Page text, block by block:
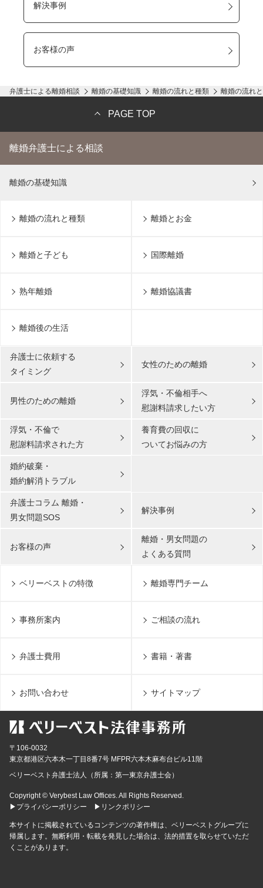
解決事例
お客様の声
弁護士による離婚相談 離婚の基礎知識 離婚の流れと種類 離婚の流れ
PAGE TOP
離婚弁護士による相談
離婚の基礎知識
離婚の流れと種類 離婚とお金
離婚と子ども 国際離婚
熟年離婚 離婚協議書
離婚後の生活
弁護士に依頼する
タイミング
女性のための離婚
男性のための離婚
浮気・不倫相手へ
慰謝料請求したい方
浮気・不倫で
慰謝料請求された方
養育費の回収に
ついてお悩みの方
婚約破棄・
婚約解消トラブル
弁護士コラム 離婚・
男女問題SOS
解決事例
お客様の声
離婚・男女問題の
よくある質問
ベリーベストの特徴 離婚専門チーム
事務所案内 ご相談の流れ
弁護士費用 書籍・著書
お問い合わせ サイトマップ
〒106-0032
東京都港区六本木一丁目8番7号 MFPR六本木麻布台ビル11階
ベリーベスト弁護士法人（所属：第一東京弁護士会）
Copyright © Verybest Law Offices. All Rights Reserved.
▶プライバシーポリシー
▶リンクポリシー
本サイトに掲載されているコンテンツの著作権は、ベリーベストグループに
帰属します。無断利用・転載を発見した場合は、法的措置を取らせていただ
くことがあります。